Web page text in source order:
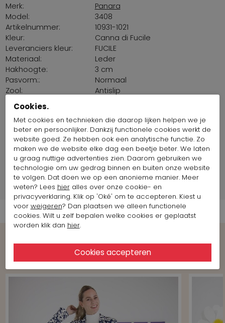
Merk:
Panara
Model:
3408
Artikelnummer:
10931-1021
Kleur:
Canna di Fucile
Leveranciers kleur:
FUCILE
Materiaal:
Leder
Hakhoogte:
3 cm
Pasvorm::
Normaal
Zool:
Antislip
Binnenzool
uitneembaar:
Land van productie:
Italië
Maat artikel op foto:
Maat 38
Merk Informatie
Verzend informatie
Shop the Look
Cookies.
Met cookies en technieken die daarop lijken helpen we je
beter en persoonlijker. Dankzij functionele cookies werkt de
website goed. Ze hebben ook een analytische functie. Zo
maken we de website elke dag een beetje beter. We laten
u graag nuttige advertenties zien. Daarom gebruiken we
technologie om uw gedrag binnen en buiten onze website
te volgen. Dat doen we op een anonieme manier. Meer
weten? Lees hieralles over onze cookie- en
privacyverklaring. Klik op 'Oké' om te accepteren. Kiest u
voor weigeren? Dan plaatsen we alleen functionele
cookies. Wilt u zelf bepalen welke cookies er geplaatst
worden klik dan hier.